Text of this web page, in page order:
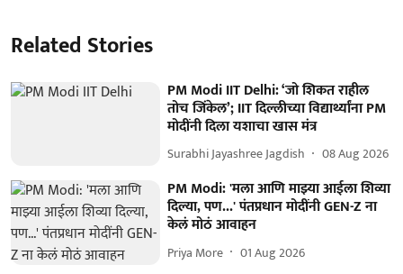
Related Stories
PM Modi IIT Delhi: ‘जो शिकत राहील
तोच जिंकेल’; IIT दिल्लीच्या विद्यार्थ्यांना PM
मोदींनी दिला यशाचा खास मंत्र
Surabhi Jayashree Jagdish 08 Aug 2026
PM Modi: 'मला आणि माझ्या आईला शिव्या
दिल्या, पण...' पंतप्रधान मोदींनी GEN-Z ना
केलं मोठं आवाहन
Priya More 01 Aug 2026